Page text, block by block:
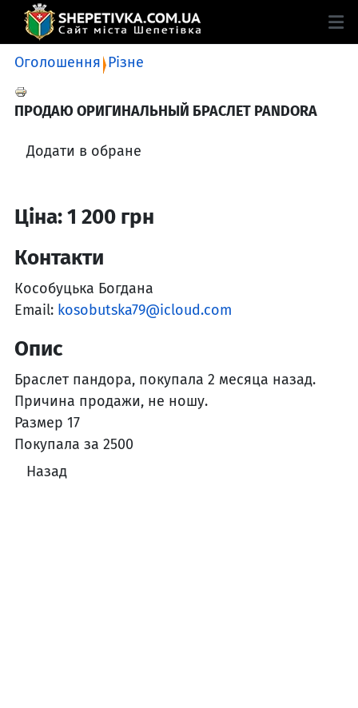
Оголошення Різне
ПРОДАЮ ОРИГИНАЛЬНЫЙ БРАСЛЕТ PANDORA
Додати в обране
Ціна: 1 200 грн
Контакти
Кособуцька Богдана
Email: kosobutska79@icloud.com
Опис
Браслет пандора, покупала 2 месяца назад.
Причина продажи, не ношу.
Размер 17
Покупала за 2500
Назад